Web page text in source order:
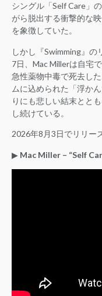
シングル「Self Care」
がら脱出する衝撃的な
を象徴していた。
しかし『Swimming』
7日、Mac Millerは自宅
急性薬物中毒で死去し
ムに込められた「浮か
りにも悲しい結末とと
し続けている。
2026年8月3日でリリー
▶︎ Mac Miller – “Self